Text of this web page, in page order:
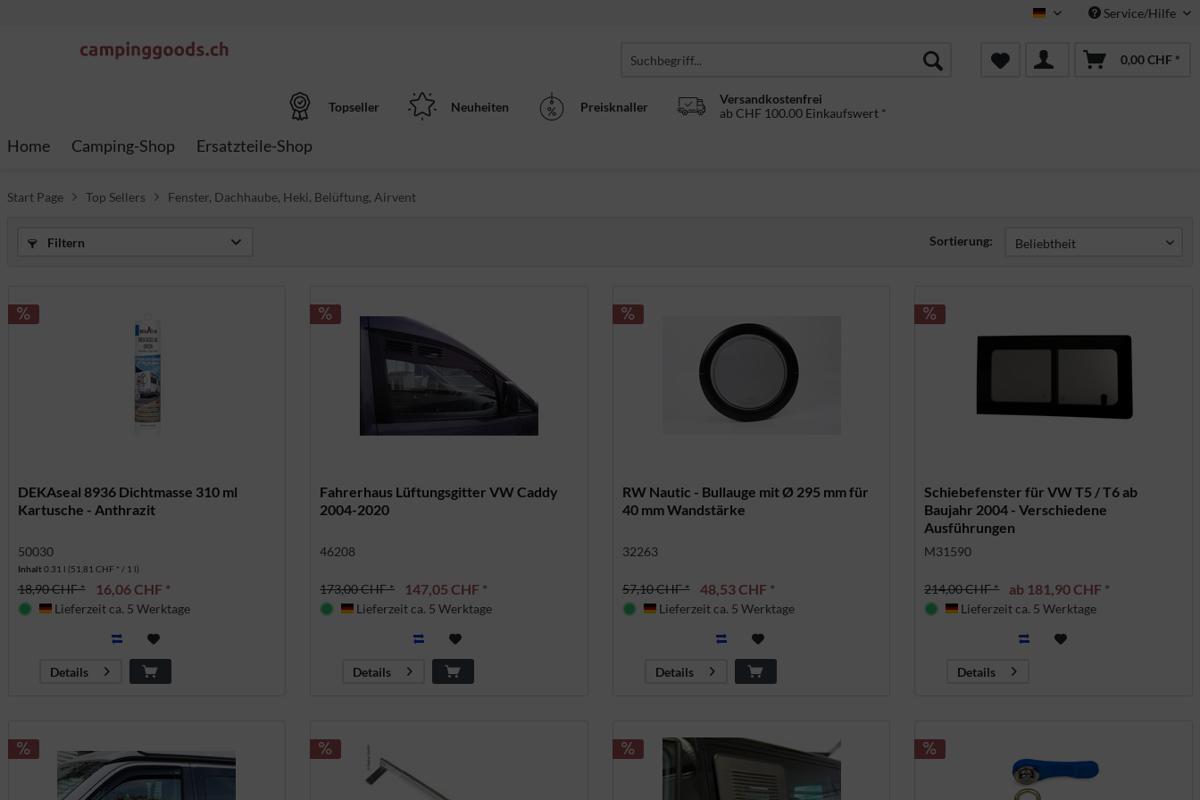
Deutsch Service/Hilfe
0,00 CHF *
Topseller Neuheiten Preisknaller
Versandkostenfrei
ab CHF 100.00 Einkaufswert *
Home Camping-Shop Ersatzteile-Shop
Start Page Top Sellers Fenster, Dachhaube, Heki, Belüftung, Airvent
Filtern Sortierung:
DEKAseal 8936 Dichtmasse 310 ml
Kartusche - Anthrazit
50030
Inhalt0.31 l (51,81 CHF * / 1 l)
18,90 CHF * 16,06 CHF *
Deutschland
Lieferzeit ca. 5 Werktage
Details
Fahrerhaus Lüftungsgitter VW Caddy
2004-2020
46208
173,00 CHF * 147,05 CHF *
Deutschland
Lieferzeit ca. 5 Werktage
Details
RW Nautic - Bullauge mit Ø 295 mm für
40 mm Wandstärke
32263
57,10 CHF * 48,53 CHF *
Deutschland
Lieferzeit ca. 5 Werktage
Details
Schiebefenster für VW T5 / T6 ab
Baujahr 2004 - Verschiedene
Ausführungen
M31590
214,00 CHF * ab 181,90 CHF *
Deutschland
Lieferzeit ca. 5 Werktage
Details